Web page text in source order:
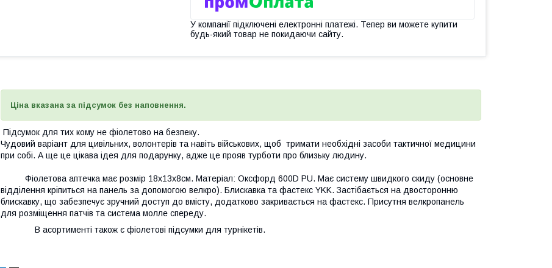
У компанії підключені електронні платежі. Тепер ви можете купити
будь-який товар не покидаючи сайту.
Ціна вказана за підсумок без наповнення.
Підсумок для тих кому не фіолетово на безпеку.
Чудовий варіант для цивільних, волонтерів та навіть військових, щоб тримати необхідні засоби тактичної медицини
при собі. А ще це цікава ідея для подарунку, адже це прояв турботи про близьку людину.
Фіолетова аптечка має розмір 18х13х8см. Матеріал: Оксфорд 600D PU. Має систему швидкого скиду (основне
відділення кріпиться на панель за допомогою велкро). Блискавка та фастекс YKK. Застібається на двосторонню
блискавку, що забезпечує зручний доступ до вмісту, додатково закривається на фастекс. Присутня велкропанель
для розміщення патчів та система молле спереду.
В асортименті також є фіолетові підсумки для турнікетів.